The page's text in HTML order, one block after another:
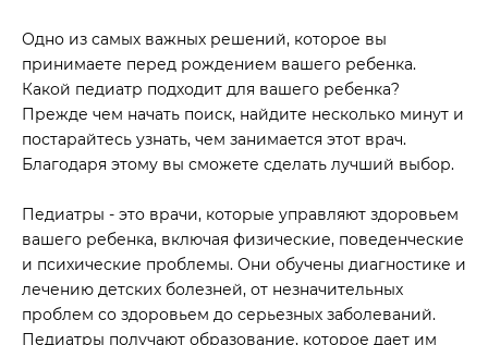
Одно из самых важных решений, которое вы
принимаете перед рождением вашего ребенка.
Какой педиатр подходит для вашего ребенка?
Прежде чем начать поиск, найдите несколько минут и
постарайтесь узнать, чем занимается этот врач.
Благодаря этому вы сможете сделать лучший выбор.
Педиатры - это врачи, которые управляют здоровьем
вашего ребенка, включая физические, поведенческие
и психические проблемы. Они обучены диагностике и
лечению детских болезней, от незначительных
проблем со здоровьем до серьезных заболеваний.
Педиатры получают образование, которое дает им